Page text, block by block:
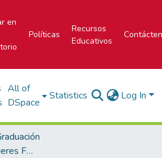
en
Políticas
Recursos
Educativos
All of
DSpace
Statistics Log In
Biblioteca José Figueres Ferrer